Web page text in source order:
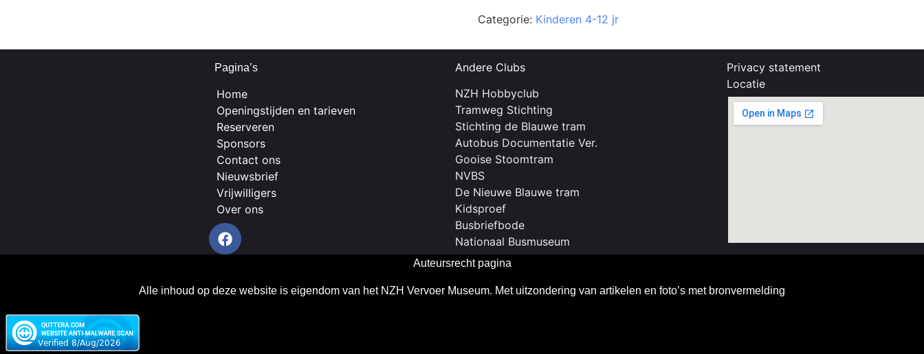
Categorie: Kinderen 4-12 jr
Pagina’s
Home
Openingstijden en tarieven
Reserveren
Sponsors
Contact ons
Nieuwsbrief
Vrijwilligers
Over ons
Andere Clubs
NZH Hobbyclub
Tramweg Stichting
Stichting de Blauwe tram
Autobus Documentatie Ver.
Gooise Stoomtram
NVBS
De Nieuwe Blauwe tram
Kidsproef
Busbriefbode
Nationaal Busmuseum
Privacy statement
Locatie
Auteursrecht pagina
Alle inhoud op deze website is eigendom van het NZH Vervoer Museum. Met uitzondering van artikelen en foto’s met bronvermelding